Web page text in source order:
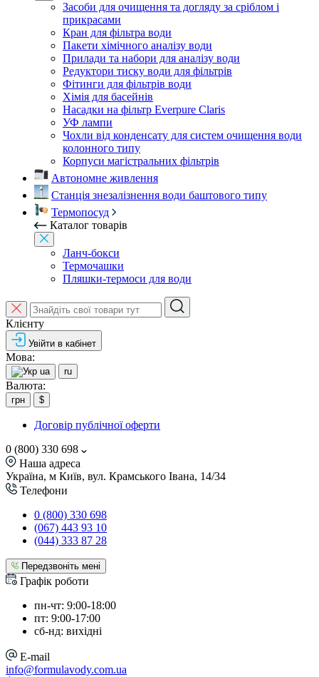
Засоби для очищення та догляду за сріблом і
прикрасами
Кран для фільтра води
Пакети хімічного аналізу води
Прилади та набори для аналізу води
Редуктори тиску води для фільтрів
Фітинги для фільтрів води
Хімія для басейнів
Насадки на фільтр Everpure Claris
УФ лампи
Чохли від конденсату для систем очищення води
колонного типу
Корпуси магістральних фільтрів
Автономне живлення
Станція знезалізнення води баштового типу
Термопосуд
Каталог товарів
Ланч-бокси
Термочашки
Пляшки-термоси для води
Клієнту
Увійти в кабінет
Мова:
ua ru
Валюта:
грн $
Договір публічної оферти
0 (800) 330 698
Наша адреса
Україна, м Київ, вул. Крамського Івана, 14/34
Телефони
0 (800) 330 698
(067) 443 93 10
(044) 333 87 28
Передзвоніть мені
Графік роботи
пн-чт: 9:00-18:00
пт: 9:00-17:00
сб-нд: вихідні
E-mail
info@formulavody.com.ua